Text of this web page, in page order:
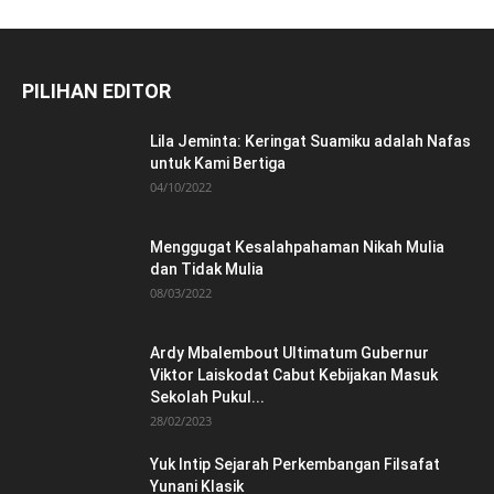
PILIHAN EDITOR
Lila Jeminta: Keringat Suamiku adalah Nafas
untuk Kami Bertiga
04/10/2022
Menggugat Kesalahpahaman Nikah Mulia
dan Tidak Mulia
08/03/2022
Ardy Mbalembout Ultimatum Gubernur
Viktor Laiskodat Cabut Kebijakan Masuk
Sekolah Pukul...
28/02/2023
Yuk Intip Sejarah Perkembangan Filsafat
Yunani Klasik